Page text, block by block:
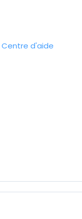
Centre d'aide